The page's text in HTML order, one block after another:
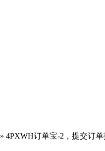
» 4PXWH订单宝-2，提交订